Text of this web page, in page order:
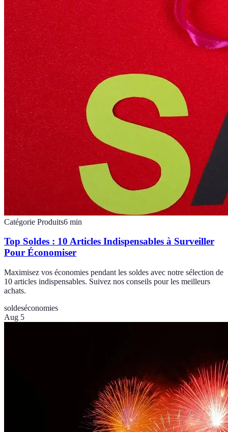
Catégorie Produits6 min
Top Soldes : 10 Articles Indispensables à Surveiller
Pour Économiser
Maximisez vos économies pendant les soldes avec notre sélection de
10 articles indispensables. Suivez nos conseils pour les meilleurs
achats.
soldeséconomies
Aug 5